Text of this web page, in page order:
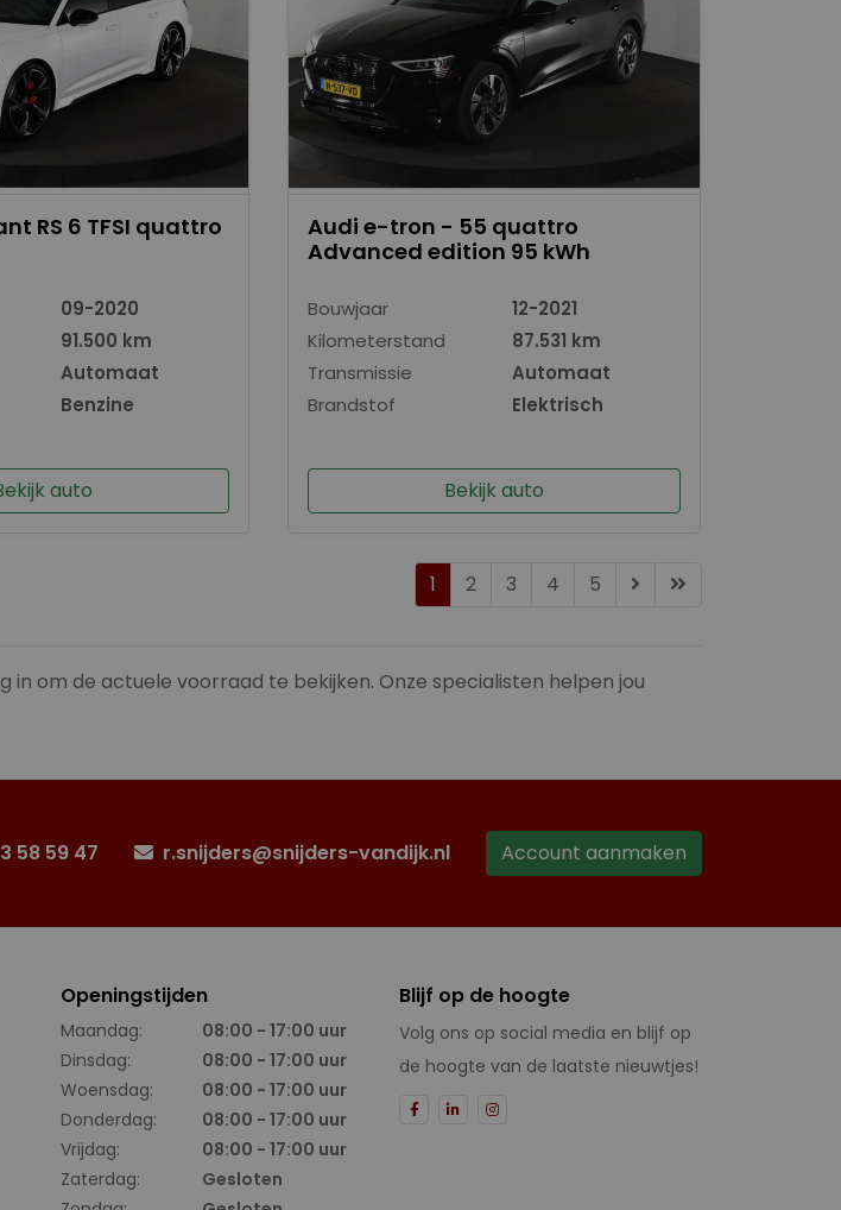
RS 6 TFSI quattro
09-2020
91.500 km
Automaat
Benzine
auto
Audi e-tron - 55 quattro
Advanced edition 95 kWh
Bouwjaar
12-2021
Kilometerstand
87.531 km
Transmissie
Automaat
Brandstof
Elektrisch
Bekijk auto
1 2 3 4 5
in om de actuele voorraad te bekijken. Onze specialisten helpen jou
58 59 47 r.snijders@snijders-vandijk.nl Account aanmaken
Openingstijden
Maandag:
08:00 - 17:00 uur
Dinsdag:
08:00 - 17:00 uur
Woensdag:
08:00 - 17:00 uur
Donderdag:
08:00 - 17:00 uur
Vrijdag:
08:00 - 17:00 uur
Zaterdag:
Gesloten
Blijf op de hoogte
Volg ons op social media en blijf op
de hoogte van de laatste nieuwtjes!